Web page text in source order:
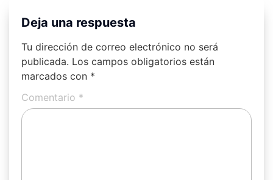
Deja una respuesta
Tu dirección de correo electrónico no será
publicada. Los campos obligatorios están
marcados con *
Comentario *